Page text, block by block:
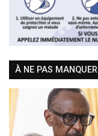
À NE PAS MANQUER